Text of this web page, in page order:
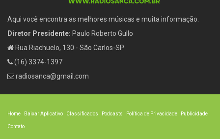
Aqui você encontra as melhores músicas e muita informação.
Diretor Presidente: Paulo Roberto Gullo
Rua Riachuelo, 130 - São Carlos-SP
(16) 3374-1397
radiosanca@gmail.com
Home Baixar Aplicativo Classificados Podcasts Política de Privacidade Publicidade
Contato